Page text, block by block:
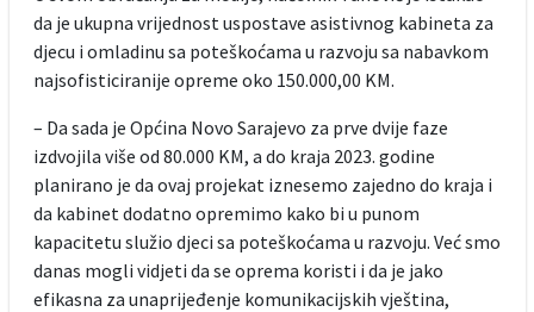
da je ukupna vrijednost uspostave asistivnog kabineta za
djecu i omladinu sa poteškoćama u razvoju sa nabavkom
najsofisticiranije opreme oko 150.000,00 KM.
– Da sada je Općina Novo Sarajevo za prve dvije faze
izdvojila više od 80.000 KM, a do kraja 2023. godine
planirano je da ovaj projekat iznesemo zajedno do kraja i
da kabinet dodatno opremimo kako bi u punom
kapacitetu služio djeci sa poteškoćama u razvoju. Već smo
danas mogli vidjeti da se oprema koristi i da je jako
efikasna za unaprijeđenje komunikacijskih vještina,